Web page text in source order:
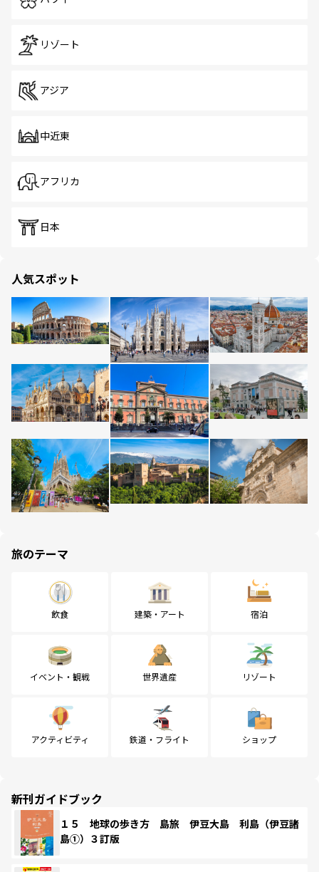
リゾート
アジア
中近東
アフリカ
日本
人気スポット
旅のテーマ
飲食 建築・アート 宿泊
イベント・観戦 世界遺産 リゾート
アクティビティ 鉄道・フライト ショップ
新刊ガイドブック
１５ 地球の歩き方 島旅 伊豆大島 利島（伊豆諸
島①）３訂版